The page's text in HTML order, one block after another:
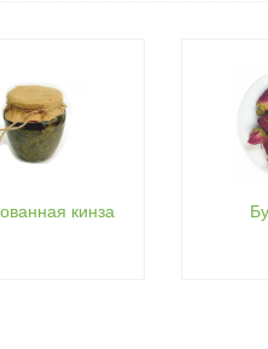
кинза